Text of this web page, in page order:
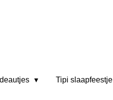
Tipi slaapfeestje